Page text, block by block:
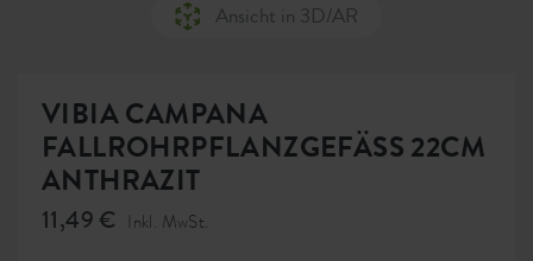
VIBIA CAMPANA
FALLROHRPFLANZGEFÄSS 22CM
ANTHRAZIT
11,49 € Inkl. MwSt.
Ansicht in 3D/AR